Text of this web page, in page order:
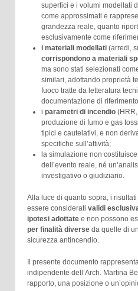
superfici e i volumi modellati
come approssimati e
grandezza reale, quanto
esclusivamente come
i materiali modellati (arredi,
corrispondono a materiali
ma sono stati selezionati
similari, adottando proprietà
fuoco tratte da letteratura
documentazione di
i parametri di incendio
produzione di fumo e gas
tipici e cautelativi, e non
specifiche sull’attività;
la simulazione non
dell’evento reale, né
investigativo o giudiziario.
Alla luce di quanto sopra, i
essere considerati validi
ipotesi adottate e non possono
per finalità diverse da quelle di
sicurezza antincendio.
Il presente documento
indipendente dell’Arch. Martina
rapporto, una posizione o